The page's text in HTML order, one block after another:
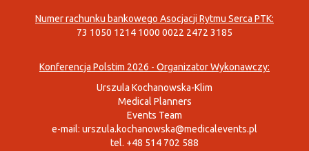
Numer rachunku bankowego Asocjacji Rytmu Serca PTK:
73 1050 1214 1000 0022 2472 3185
Konferencja Polstim 2026 - Organizator Wykonawczy:
Urszula Kochanowska-Klim
Medical Planners
Events Team
e-mail: urszula.kochanowska@medicalevents.pl
tel. +48 514 702 588